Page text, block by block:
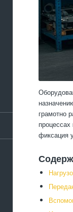
грамотно
фиксация